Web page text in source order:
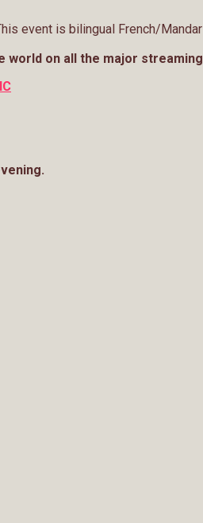
event is bilingual French/
world on all the major